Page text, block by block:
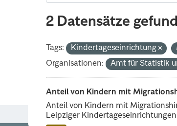
2 Datensätze
Tags: Kindertageseinrichtung
Organisationen:
Amt für Statistik
Anteil von Kindern mit
Anteil von Kindern mit
Leipziger